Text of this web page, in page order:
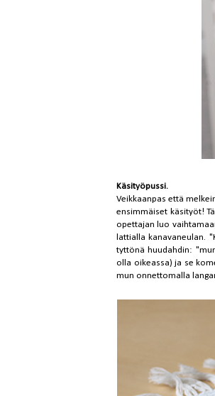
Käsityöpussi.
Veikkaanpas että
ensimmäiset käsityöt!
opettajan luo
lattialla kanavaneulan.
tyttönä huudahdin:
olla oikeassa) ja se
mun onnettomalla